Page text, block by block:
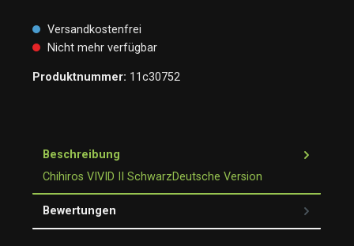
Versandkostenfrei
Nicht mehr verfügbar
Produktnummer: 11c30752
Beschreibung
Chihiros VIVID II SchwarzDeutsche Version
Bewertungen